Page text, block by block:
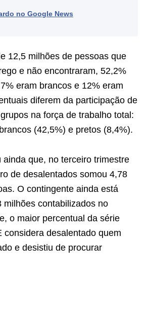
no Google News
12,5 milhões de pessoas que
e não encontraram, 52,2%
eram brancos e 12% eram
diferem da participação de
na força de trabalho total:
(42,5%) e pretos (8,4%).
ainda que, no terceiro trimestre
de desalentados somou 4,78
O contingente ainda está
milhões contabilizados no
o maior percentual da série
considera desalentado quem
e desistiu de procurar